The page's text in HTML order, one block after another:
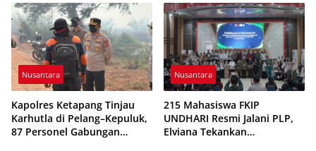
Beredar
Nusantara
Kapolres Ketapang Tinjau
Karhutla di Pelang–Kepuluk,
87 Personel Gabungan
Nusantara
215 Mahasiswa FKIP
UNDHARI Resmi Jalani PLP,
Elviana Tekankan